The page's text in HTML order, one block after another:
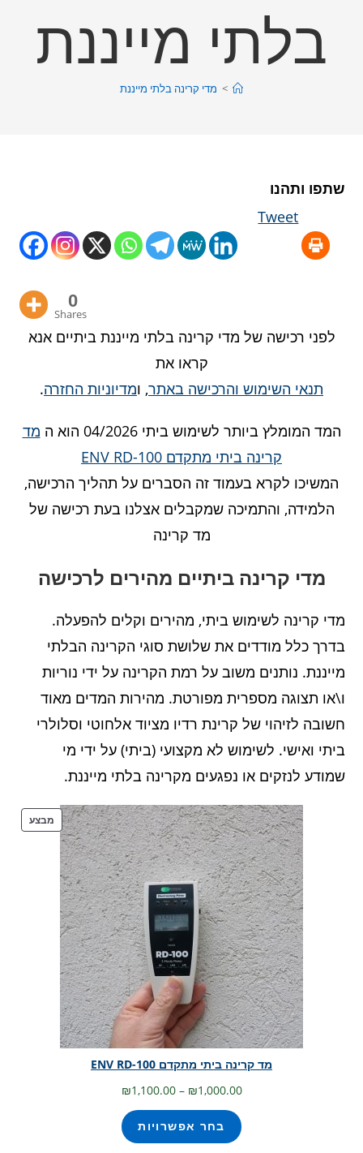
בלתי מייננת
> מדי קרינה בלתי מייננת
שתפו ותהנו
Tweet
0
Shares
לפני רכישה של מדי קרינה בלתי מייננת ביתיים אנא
קראו את
תנאי השימוש והרכישה באתר, ומדיוניות החזרה.
המד המומלץ ביותר לשימוש ביתי 04/2026 הוא ה
מד
קרינה ביתי מתקדם ENV RD-100
המשיכו לקרא בעמוד זה הסברים על תהליך הרכישה,
הלמידה, והתמיכה שמקבלים אצלנו בעת רכישה של
מד קרינה
מדי קרינה ביתיים מהירים לרכישה
מדי קרינה לשימוש ביתי, מהירים וקלים להפעלה.
בדרך כלל מודדים את שלושת סוגי הקרינה הבלתי
מייננת. נותנים משוב על רמת הקרינה על ידי נוריות
ו\או תצוגה מספרית מפורטת. מהירות המדים מאוד
חשובה לזיהוי של קרינת רדיו מציוד אלחוטי וסלולרי
ביתי ואישי. לשימוש לא מקצועי (ביתי) על ידי מי
שמודע לנזקים או נפגעים מקרינה בלתי מייננת.
מבצע
מד קרינה ביתי מתקדם ENV RD-100
₪1,000.00
–
₪1,100.00
בחר אפשרויות